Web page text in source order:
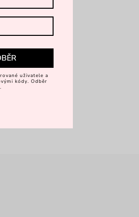
uživatele a
kódy. Odběr